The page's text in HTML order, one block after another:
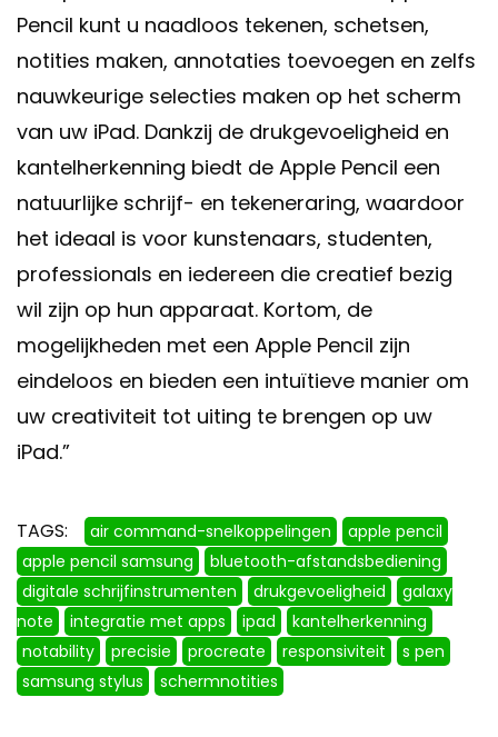
Pencil kunt u naadloos tekenen, schetsen,
notities maken, annotaties toevoegen en zelfs
nauwkeurige selecties maken op het scherm
van uw iPad. Dankzij de drukgevoeligheid en
kantelherkenning biedt de Apple Pencil een
natuurlijke schrijf- en tekeneraring, waardoor
het ideaal is voor kunstenaars, studenten,
professionals en iedereen die creatief bezig
wil zijn op hun apparaat. Kortom, de
mogelijkheden met een Apple Pencil zijn
eindeloos en bieden een intuïtieve manier om
uw creativiteit tot uiting te brengen op uw
iPad.”
TAGS: air command-snelkoppelingen
apple pencil
apple pencil samsung
bluetooth-afstandsbediening
digitale schrijfinstrumenten
drukgevoeligheid
galaxy
note
integratie met apps ipad
kantelherkenning
notability
precisie procreate responsiviteit
s pen
samsung stylus
schermnotities